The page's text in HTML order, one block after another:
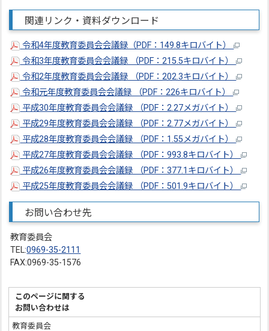
関連リンク・資料ダウンロード
令和4年度教育委員会会議録（PDF：149.8キロバイト）
令和3年度教育委員会会議録 （PDF：215.5キロバイト）
令和2年度教育委員会会議録 （PDF：202.3キロバイト）
令和元年度教育委員会会議録 （PDF：226キロバイト）
平成30年度教育委員会会議録 （PDF：2.27メガバイト）
平成29年度教育委員会会議録 （PDF：2.77メガバイト）
平成28年度教育委員会会議録 （PDF：1.55メガバイト）
平成27年度教育委員会会議録 （PDF：993.8キロバイト）
平成26年度教育委員会会議録 （PDF：377.1キロバイト）
平成25年度教育委員会会議録 （PDF：501.9キロバイト）
お問い合わせ先
教育委員会
TEL:0969-35-2111
FAX:0969-35-1576
このページに関する
お問い合わせは
教育委員会